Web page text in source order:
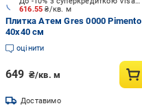
616.55₴/кв. м
Плитка Атем Gres 0000 Pimento
40x40 см
оцінити
649 ₴/кв. м
Доставимо